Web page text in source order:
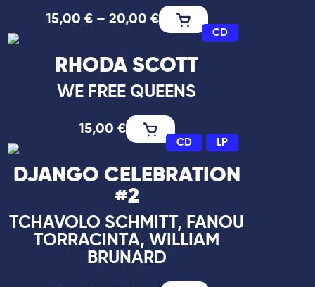
15,00 € – 20,00 €
CD
RHODA SCOTT
WE FREE QUEENS
15,00 €
CD LP
DJANGO CELEBRATION
#2
TCHAVOLO SCHMITT, FANOU
TORRACINTA, WILLIAM
BRUNARD